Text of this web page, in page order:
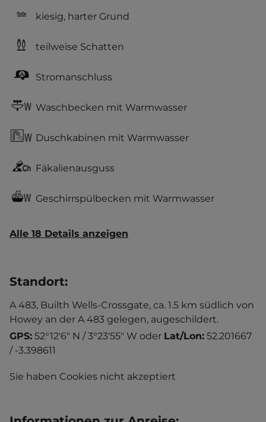
kiesig, harter Grund
teilweise Schatten
Stromanschluss
Waschbecken mit Warmwasser
Duschkabinen mit Warmwasser
Fäkalienausguss
Geschirrspülbecken mit Warmwasser
Alle 18 Details anzeigen
Standort:
A 483, Builth Wells-Crossgate, ca. 1.5 km südlich von
Howey an der A 483 gelegen, augeschildert.
GPS: 52°12'6" N / 3°23'55" W oder Lat/Lon: 52.201667
/ -3.398611
Sie haben Cookies nicht akzeptiert